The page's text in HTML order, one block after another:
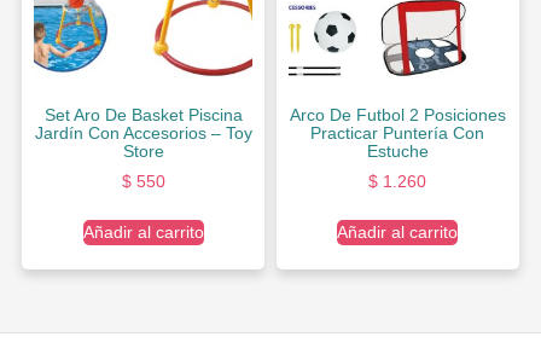
Set Aro De Basket Piscina
Jardín Con Accesorios – Toy
Store
$550
Añadir al carrito
Arco De Futbol 2 Posiciones
Practicar Puntería Con
Estuche
$ 1.260
Añadir al carrito